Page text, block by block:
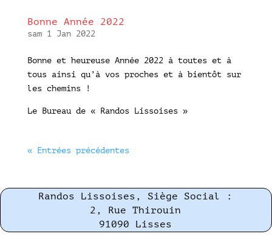
Bonne Année 2022
sam 1 Jan 2022
Bonne et heureuse Année 2022 à toutes et à
tous ainsi qu’à vos proches et à bientôt sur
les chemins !
Le Bureau de « Randos Lissoises »
« Entrées précédentes
Randos Lissoises, Siège Social :
2, Rue Thirouin
91090 Lisses